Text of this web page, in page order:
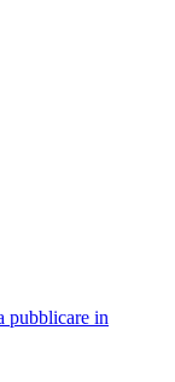
pubblicare in